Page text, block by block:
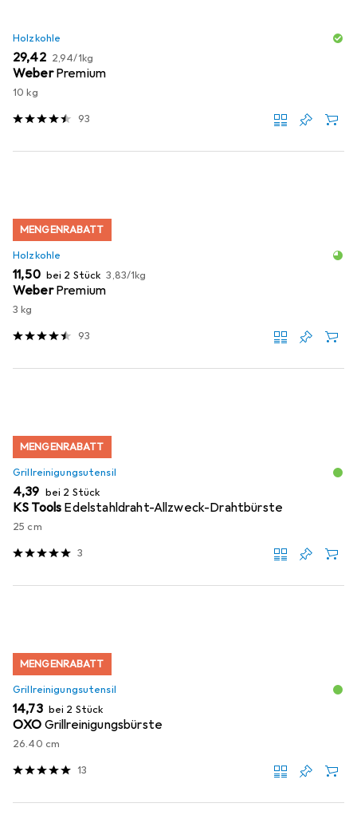
Holzkohle
EUR
29,42 EUR
2,94/1kg
Weber Premium
10 kg
93
MENGENRABATT
Holzkohle
EUR
11,50 bei 2 Stück EUR
3,83/1kg
Weber Premium
3 kg
93
MENGENRABATT
Grillreinigungsutensil
EUR
4,39 bei 2 Stück
KS Tools Edelstahldraht-Allzweck-Drahtbürste
25 cm
3
MENGENRABATT
Grillreinigungsutensil
EUR
14,73 bei 2 Stück
OXO Grillreinigungsbürste
26.40 cm
13